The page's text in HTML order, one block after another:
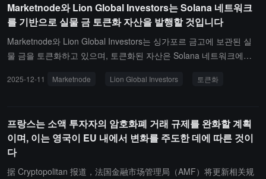
도 암호 자산에 대한 노출을 얻을 수 있다고 밝혔습니다. ING는 또한
이러한 제품이 여전히 가격 급변동, 발행자 위험, 유동성 및 규제 불
확실성과 같은 요소에 직면해 있다고 경고했습니다. 이 은행은 독일
에서 이러한 ETN의 세무 처리 방식이 암호 자산을 직접 보유하는 것
고 지적했습니다.
Marketnode와 Lion Global Investors는 Solana 네트워크
를 기반으로 실물 금 토큰화 자산을 발행할 것입니다
Marketnode와 Lion Global Investors는 싱가포르 금고에 보관된 실
물 금을 토큰화하고 있으며, 토큰화된 자산은 Solana 네트워크에서
2025-12-11 Marketnode Lion Global Investors 토큰화
프랑스는 소액 투자자의 암호화폐 거래 규제를 완화할 계획
이며, 이는 영국이 EU 내에서 변화를 주도한 데에 따른 것이
다
据 Cryptopolitan 报道，法国金融市场管理局（AMF）将更新相关规